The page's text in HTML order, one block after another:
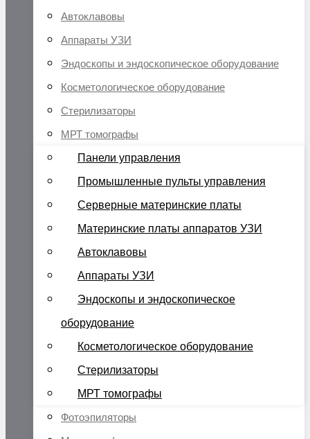
Автоклавовы
Аппараты УЗИ
Эндоскопы и эндоскопическое оборудование
Косметологическое оборудование
Стерилизаторы
МРТ томографы
Панели управления
Промышленные пульты управления
Серверные материнские платы
Материнские платы аппаратов УЗИ
Автоклавовы
Аппараты УЗИ
Эндоскопы и эндоскопическое
оборудование
Косметологическое оборудование
Стерилизаторы
МРТ томографы
Фотоэпиляторы